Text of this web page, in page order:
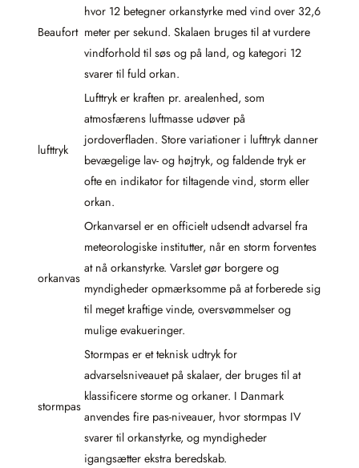
Beaufort
hvor 12 betegner orkanstyrke med vind over 32,6
meter per sekund. Skalaen bruges til at vurdere
vindforhold til søs og på land, og kategori 12
svarer til fuld orkan.
lufttryk
Lufttryk er kraften pr. arealenhed, som
atmosfærens luftmasse udøver på
jordoverfladen. Store variationer i lufttryk danner
bevægelige lav- og højtryk, og faldende tryk er
ofte en indikator for tiltagende vind, storm eller
orkan.
orkanvas
Orkanvarsel er en officielt udsendt advarsel fra
meteorologiske institutter, når en storm forventes
at nå orkanstyrke. Varslet gør borgere og
myndigheder opmærksomme på at forberede sig
til meget kraftige vinde, oversvømmelser og
mulige evakueringer.
stormpas
Stormpas er et teknisk udtryk for
advarselsniveauet på skalaer, der bruges til at
klassificere storme og orkaner. I Danmark
anvendes fire pas-niveauer, hvor stormpas IV
svarer til orkanstyrke, og myndigheder
igangsætter ekstra beredskab.